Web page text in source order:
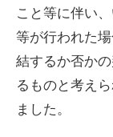
こと等に伴い
等が行われた
結するか否か
るものと考え
ました。